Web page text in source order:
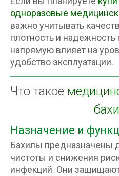
одноразовые
важно учитывать
плотность и
напрямую влияет на
удобство эксплуатации.
Что такое
Назначение и
Бахилы предназначены
чистоты и снижения
инфекций. Они